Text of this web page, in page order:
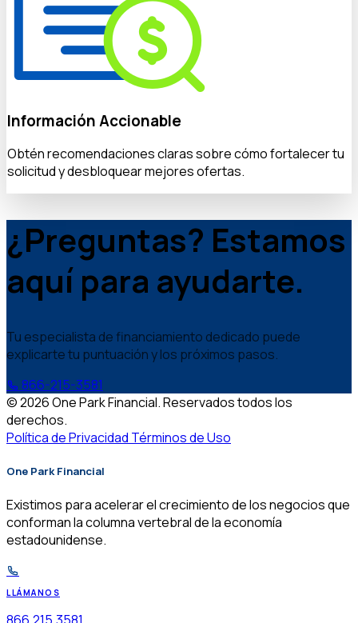
Información Accionable
Obtén recomendaciones claras sobre cómo fortalecer tu
solicitud y desbloquear mejores ofertas.
¿Preguntas? Estamos
aquí para ayudarte.
Tu especialista de financiamiento dedicado puede
explicarte tu puntuación y los próximos pasos.
866-215-3581
© 2026 One Park Financial. Reservados todos los
derechos.
Política de Privacidad Términos de Uso
One Park Financial
Existimos para acelerar el crecimiento de los negocios que
conforman la columna vertebral de la economía
estadounidense.
LLÁMANOS